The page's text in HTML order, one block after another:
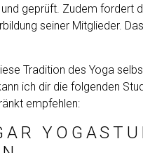
geprüft. Zudem fordert
seiner Mitglieder.
Tradition des Yoga
ich dir die folgenden
empfehlen: